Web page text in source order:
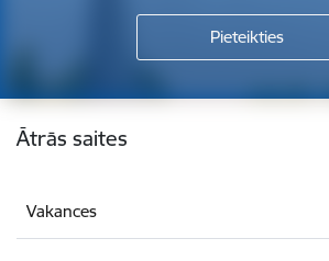
Kājene
Ātrās saites
Vakances